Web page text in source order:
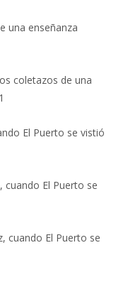
una enseñanza
coletazos de una
El Puerto se vistió
cuando El Puerto se
cuando El Puerto se